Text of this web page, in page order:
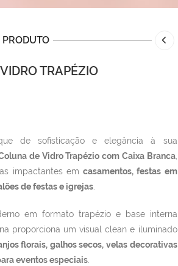
TRAPÉZIO
de sofisticação e elegância à sua
de Vidro Trapézio com Caixa Branca,
impactantes em casamentos, festas em
de festas e igrejas.
em formato trapézio e base interna
proporciona um visual clean e iluminado
florais, galhos secos, velas decorativas
eventos especiais.